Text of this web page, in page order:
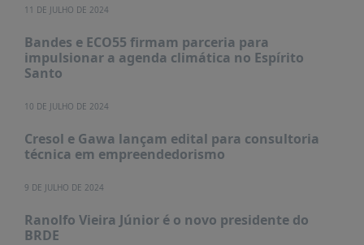
JORNALISMO
SABER
+
11 DE JULHO DE 2024
Bandes e ECO55 firmam parceria para
impulsionar a agenda climática no Espírito
Santo
10 DE JULHO DE 2024
Cresol e Gawa lançam edital para consultoria
técnica em empreendedorismo
9 DE JULHO DE 2024
Ranolfo Vieira Júnior é o novo presidente do
BRDE